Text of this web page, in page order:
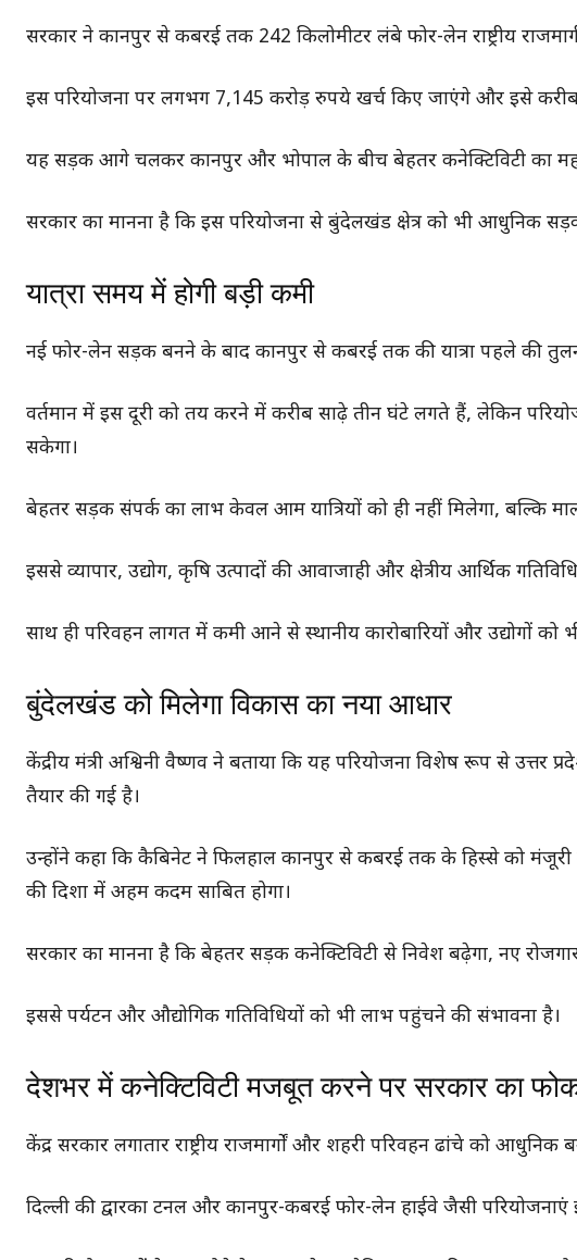
सरकार ने कानपुर से कबरई तक 242 किलोमीटर लंबे फोर-लेन राष्ट्रीय
इस परियोजना पर लगभग 7,145 करोड़ रुपये खर्च किए जाएंगे और इसे करीब
यह सड़क आगे चलकर कानपुर और भोपाल के बीच बेहतर कनेक्टिविटी का
सरकार का मानना है कि इस परियोजना से बुंदेलखंड क्षेत्र को भी आधुनिक
यात्रा समय में होगी बड़ी कमी
नई फोर-लेन सड़क बनने के बाद कानपुर से कबरई तक की यात्रा पहले की
वर्तमान में इस दूरी को तय करने में करीब साढ़े तीन घंटे लगते हैं, लेकिन
सकेगा।
बेहतर सड़क संपर्क का लाभ केवल आम यात्रियों को ही नहीं मिलेगा, बल्कि
इससे व्यापार, उद्योग, कृषि उत्पादों की आवाजाही और क्षेत्रीय आर्थिक
साथ ही परिवहन लागत में कमी आने से स्थानीय कारोबारियों और उद्योगों को
बुंदेलखंड को मिलेगा विकास का नया आधार
केंद्रीय मंत्री अश्विनी वैष्णव ने बताया कि यह परियोजना विशेष रूप से
तैयार की गई है।
उन्होंने कहा कि कैबिनेट ने फिलहाल कानपुर से कबरई तक के हिस्से को
की दिशा में अहम कदम साबित होगा।
सरकार का मानना है कि बेहतर सड़क कनेक्टिविटी से निवेश बढ़ेगा, नए
इससे पर्यटन और औद्योगिक गतिविधियों को भी लाभ पहुंचने की संभावना है।
देशभर में कनेक्टिविटी मजबूत करने पर सरकार का
केंद्र सरकार लगातार राष्ट्रीय राजमार्गों और शहरी परिवहन ढांचे को आधुनिक
दिल्ली की द्वारका टनल और कानपुर-कबरई फोर-लेन हाईवे जैसी परियोजनाएं